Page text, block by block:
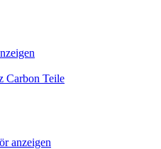
Carbon Teile
anzeigen